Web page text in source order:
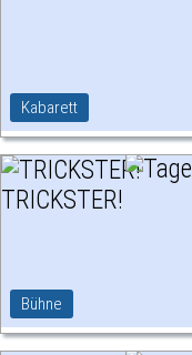
Kabarett
Bühne